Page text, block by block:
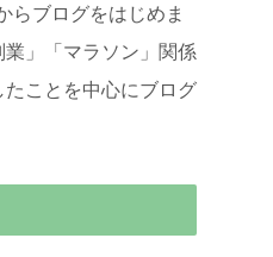
らブログをはじめま
」「マラソン」関係
ことを中心にブログ